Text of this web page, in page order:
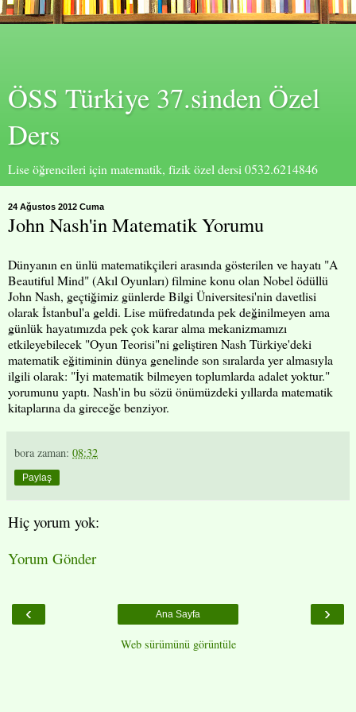
ÖSS Türkiye 37.sinden Özel
Ders
Lise öğrencileri için matematik, fizik özel dersi 0532.6214846
24 Ağustos 2012 Cuma
John Nash'in Matematik Yorumu
Dünyanın en ünlü matematikçileri arasında gösterilen ve hayatı "A
Beautiful Mind" (Akıl Oyunları) filmine konu olan Nobel ödüllü
John Nash, geçtiğimiz günlerde Bilgi Üniversitesi'nin davetlisi
olarak İstanbul'a geldi. Lise müfredatında pek değinilmeyen ama
günlük hayatımızda pek çok karar alma mekanizmamızı
etkileyebilecek "Oyun Teorisi"ni geliştiren Nash Türkiye'deki
matematik eğitiminin dünya genelinde son sıralarda yer almasıyla
ilgili olarak: "İyi matematik bilmeyen toplumlarda adalet yoktur."
yorumunu yaptı. Nash'in bu sözü önümüzdeki yıllarda matematik
kitaplarına da gireceğe benziyor.
bora zaman: 08:32
Paylaş
Hiç yorum yok:
Yorum Gönder
‹ ›
Ana Sayfa
Web sürümünü görüntüle